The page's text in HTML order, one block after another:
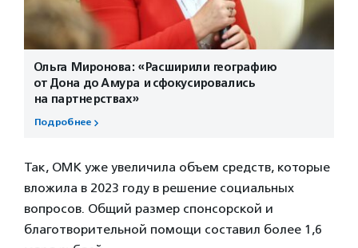
Ольга Миронова: «Расширили географию
от Дона до Амура и сфокусировались
на партнерствах»
Подробнее
Так, ОМК уже увеличила объем средств, которые
вложила в 2023 году в решение социальных
вопросов. Общий размер спонсорской и
благотворительной помощи составил более 1,6